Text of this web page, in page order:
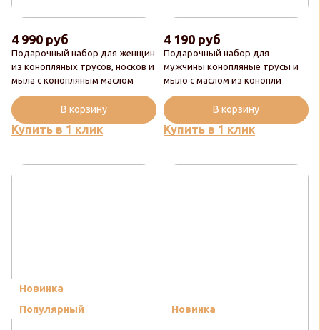
Подарочный набор для женщин
из конопляных трусов, носков и
мыла с конопляным маслом
4 990 руб
Купить в 1 клик
В корзину
Подарочный набор для
мужчины конопляные трусы и
мыло с маслом из конопли
4 190 руб
Купить в 1 клик
В корзину
Новинка
Популярный
Новинка